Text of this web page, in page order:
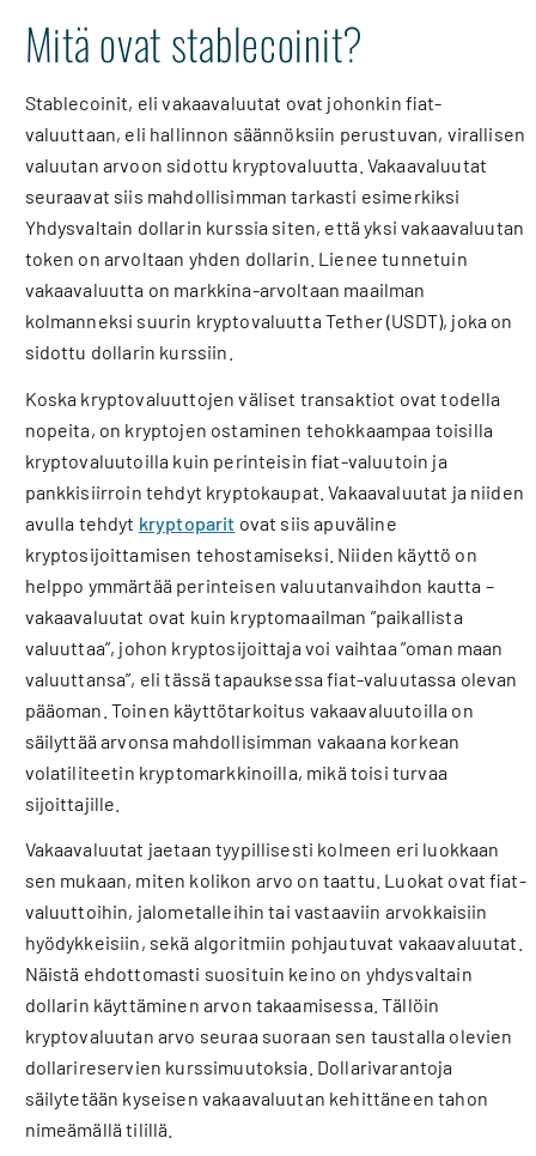
Mitä ovat stablecoinit?
Stablecoinit, eli vakaavaluutat ovat johonkin fiat-
valuuttaan, eli hallinnon säännöksiin perustuvan, virallisen
valuutan arvoon sidottu kryptovaluutta. Vakaavaluutat
seuraavat siis mahdollisimman tarkasti esimerkiksi
Yhdysvaltain dollarin kurssia siten, että yksi vakaavaluutan
token on arvoltaan yhden dollarin. Lienee tunnetuin
vakaavaluutta on markkina-arvoltaan maailman
kolmanneksi suurin kryptovaluutta Tether (USDT), joka on
sidottu dollarin kurssiin.
Koska kryptovaluuttojen väliset transaktiot ovat todella
nopeita, on kryptojen ostaminen tehokkaampaa toisilla
kryptovaluutoilla kuin perinteisin fiat-valuutoin ja
pankkisiirroin tehdyt kryptokaupat. Vakaavaluutat ja niiden
avulla tehdyt kryptoparit ovat siis apuväline
kryptosijoittamisen tehostamiseksi. Niiden käyttö on
helppo ymmärtää perinteisen valuutanvaihdon kautta –
vakaavaluutat ovat kuin kryptomaailman ”paikallista
valuuttaa”, johon kryptosijoittaja voi vaihtaa ”oman maan
valuuttansa”, eli tässä tapauksessa fiat-valuutassa olevan
pääoman. Toinen käyttötarkoitus vakaavaluutoilla on
säilyttää arvonsa mahdollisimman vakaana korkean
volatiliteetin kryptomarkkinoilla, mikä toisi turvaa
sijoittajille.
Vakaavaluutat jaetaan tyypillisesti kolmeen eri luokkaan
sen mukaan, miten kolikon arvo on taattu. Luokat ovat fiat-
valuuttoihin, jalometalleihin tai vastaaviin arvokkaisiin
hyödykkeisiin, sekä algoritmiin pohjautuvat vakaavaluutat.
Näistä ehdottomasti suosituin keino on yhdysvaltain
dollarin käyttäminen arvon takaamisessa. Tällöin
kryptovaluutan arvo seuraa suoraan sen taustalla olevien
dollarireservien kurssimuutoksia. Dollarivarantoja
säilytetään kyseisen vakaavaluutan kehittäneen tahon
nimeämällä tilillä.